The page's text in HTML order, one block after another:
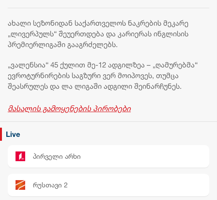
სამინისტროში
სახელმწიფო
დროშები დაეშვა
მიხედვით
ახალი სეზონიდან საქართველოს ნაკრების მეკარე
„ლივერპულს“ შეუერთდება და კარიერას ინგლისის
პრემიერლიგაში გააგრძელებს.
„ვალენსია“ 45 ქულით მე-12 ადგილზეა – „ღამურებმა“
ევროტურნირების საგზური ვერ მოიპოვეს, თუმცა
შეასრულეს და ლა ლიგაში ადგილი შეინარჩუნეს.
მასალის გამოყენების პირობები
Live
პირველი არხი
რუსთავი 2